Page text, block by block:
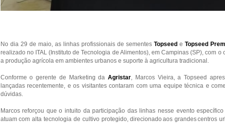
No dia 29 de maio, as linhas profissionais de sementes Topseed e Topseed
realizado no ITAL (Instituto de Tecnologia de Alimentos), em Campinas (SP), com
a produção agrícola em ambientes urbanos e suporte à agricultura tradicional.
Conforme o gerente de Marketing da Agristar , Marcos Vieira, a Topseed
lançadas recentemente, e os visitantes contaram com uma equipe técnica e
dúvidas.
Marcos reforçou que o intuito da participação das linhas nesse evento
atuam com alta tecnologia de cultivo protegido, direcionado aos grandes centros